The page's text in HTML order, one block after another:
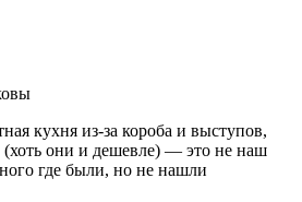
кухня из-за короба и выступов,
(хоть они и дешевле) — это не наш
где были, но не нашли